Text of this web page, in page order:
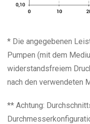
* Die angegebenen
Pumpen (mit dem
widerstandsfreiem
nach den verwendeten
** Achtung: